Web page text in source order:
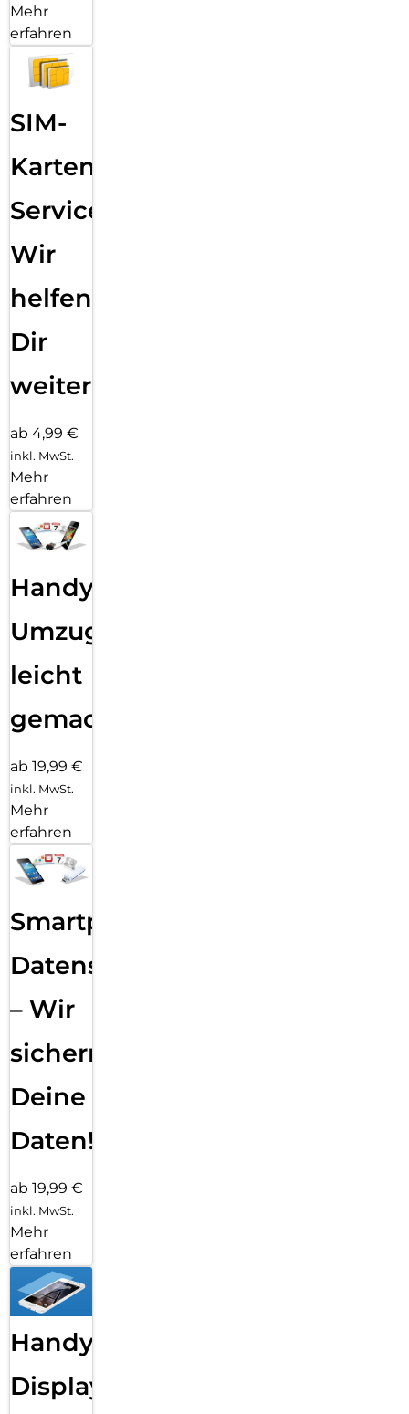
Mehr
erfahren
SIM-
Karten
Service:
Wir
helfen
Dir
weiter
ab 4,99 €
inkl. MwSt.
Mehr
erfahren
Handy
Umzug
leicht
gemacht!
ab 19,99 €
inkl. MwSt.
Mehr
erfahren
Smartphone
Datensicherung
– Wir
sichern
Deine
Daten!
ab 19,99 €
inkl. MwSt.
Mehr
erfahren
Handy
Displayfolie